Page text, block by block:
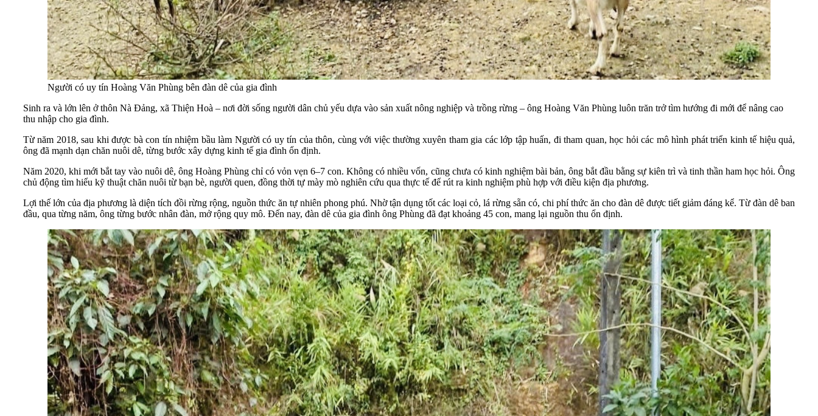
Người có uy tín Hoàng Văn Phùng bên đàn dê của gia đình
Sinh ra và lớn lên ở thôn Nà Đảng, xã Thiện Hoà – nơi đời sống người dân chủ yếu dựa vào sản xuất nông nghiệp và trồng rừng – ông Hoàng Văn Phùng luôn trăn trở tìm hướng đi mới để nâng cao
thu nhập cho gia đình.
Từ năm 2018, sau khi được bà con tín nhiệm bầu làm Người có uy tín của thôn, cùng với việc thường xuyên tham gia các lớp tập huấn, đi tham quan, học hỏi các mô hình phát triển kinh tế hiệu quả,
ông đã mạnh dạn chăn nuôi dê, từng bước xây dựng kinh tế gia đình ổn định.
Năm 2020, khi mới bắt tay vào nuôi dê, ông Hoàng Phùng chỉ có vỏn vẹn 6–7 con. Không có nhiều vốn, cũng chưa có kinh nghiệm bài bản, ông bắt đầu bằng sự kiên trì và tinh thần ham học hỏi. Ông
chủ động tìm hiểu kỹ thuật chăn nuôi từ bạn bè, người quen, đồng thời tự mày mò nghiên cứu qua thực tế để rút ra kinh nghiệm phù hợp với điều kiện địa phương.
Lợi thế lớn của địa phương là diện tích đồi rừng rộng, nguồn thức ăn tự nhiên phong phú. Nhờ tận dụng tốt các loại cỏ, lá rừng sẵn có, chi phí thức ăn cho đàn dê được tiết giảm đáng kể. Từ đàn dê ban
đầu, qua từng năm, ông từng bước nhân đàn, mở rộng quy mô. Đến nay, đàn dê của gia đình ông Phùng đã đạt khoảng 45 con, mang lại nguồn thu ổn định.